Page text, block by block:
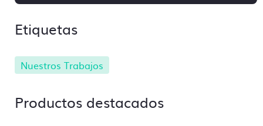
Etiquetas
Nuestros Trabajos
Productos destacados